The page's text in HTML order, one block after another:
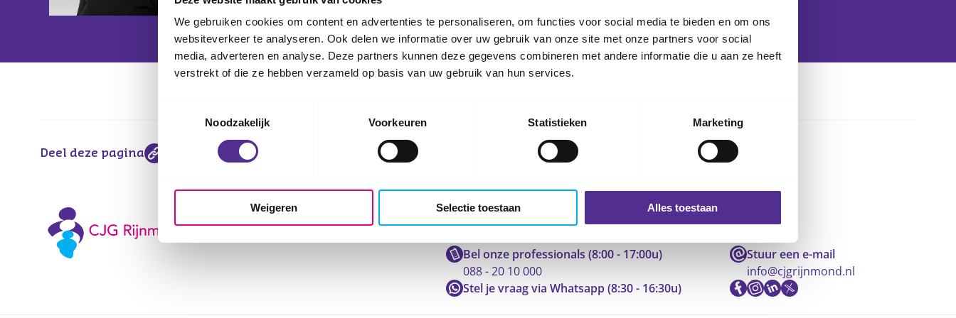
We gebruiken cookies om content en advertenties te personaliseren, om functies voor social media te bieden en om ons
websiteverkeer te analyseren. Ook delen we informatie over uw gebruik van onze site met onze partners voor social
media, adverteren en analyse. Deze partners kunnen deze gegevens combineren met andere informatie die u aan ze heeft
verstrekt of die ze hebben verzameld op basis van uw gebruik van hun services.
Noodzakelijk
Voorkeuren Statistieken Marketing
Weigeren Selectie toestaan Alles toestaan
Maandag (in de even weken) t/m donderdag
VLAARDINGEN
Deel deze pagina
Neem contact op met ons
Bel onze professionals (8:00 - 17:00u)
088 - 20 10 000
Stel je vraag via Whatsapp (8:30 - 16:30u)
Stuur een e-mail
info@cjgrijnmond.nl